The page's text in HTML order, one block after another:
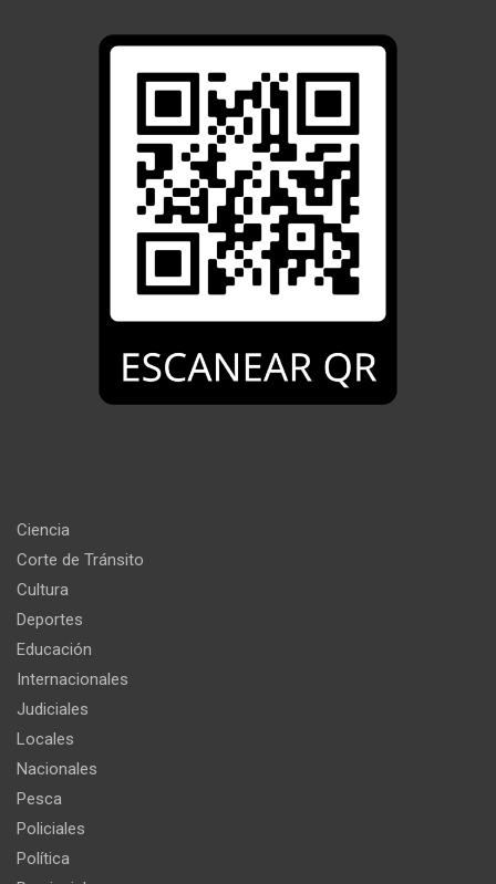
Ciencia
Corte de Tránsito
Cultura
Deportes
Educación
Internacionales
Judiciales
Locales
Nacionales
Pesca
Policiales
Política